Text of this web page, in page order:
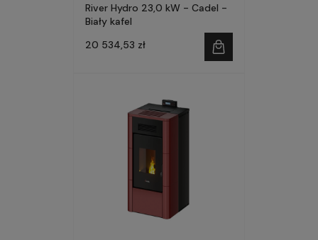
River Hydro 23,0 kW - Cadel -
Biały kafel
20 534,53 zł